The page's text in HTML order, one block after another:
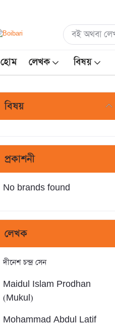
হোম লেখক বিষয়
বিষয়
প্রকাশনী
No brands found
লেখক
দীনেশ চন্দ্র সেন
Maidul Islam Prodhan
(Mukul)
Mohammad Abdul Latif